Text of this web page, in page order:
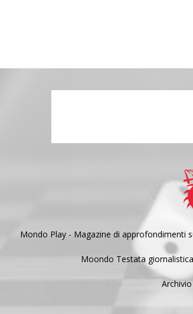
Mondo Play - Magazine di approfondimenti
Moondo Testata